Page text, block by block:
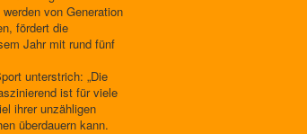
von Generation
fördert die
Jahr mit rund fünf
unterstrich: „Die
ist für viele
ihrer unzähligen
überdauern kann.